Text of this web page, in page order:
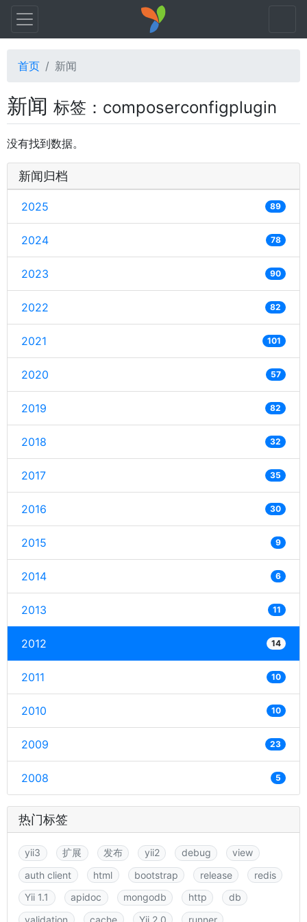
首页 新闻
新闻 标签：composerconfigplugin
没有找到数据。
新闻归档
2025 89
2024 78
2023 90
2022 82
2021 101
2020 57
2019 82
2018 32
2017 35
2016 30
2015 9
2014 6
2013 11
2012 14
2011 10
2010 10
2009 23
2008 5
热门标签
yii3 扩展 发布 yii2 debug
view
auth client
html bootstrap release
redis
Yii 1.1
apidoc mongodb http
db
validation
cache Yii 2.0 runner